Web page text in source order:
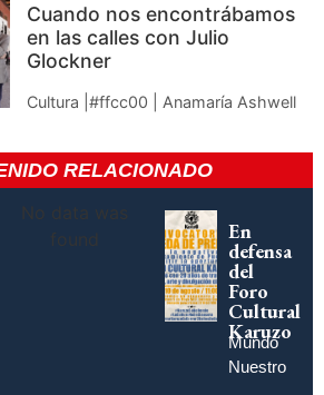
Cuando nos encontrábamos
en las calles con Julio
Glockner
Cultura |#ffcc00 | Anamaría Ashwell
RELACIONADO
No data was
found
En
defensa
del
Foro
Cultural
Karuzo
Mundo
Nuestro